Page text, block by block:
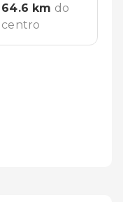
64.6 km do
centro